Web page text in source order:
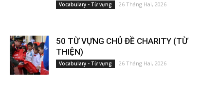
Vocabulary - Từ vựng 26 Tháng Hai, 2026
50 TỪ VỰNG CHỦ ĐỀ CHARITY (TỪ
THIỆN)
Vocabulary - Từ vựng 26 Tháng Hai, 2026